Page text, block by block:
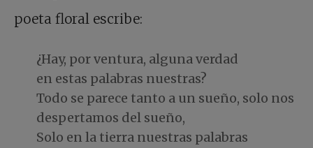
poeta floral escribe:
¿Hay, por ventura, alguna verdad
en estas palabras nuestras?
Todo se parece tanto a un sueño, solo nos
despertamos del sueño,
Solo en la tierra nuestras palabras